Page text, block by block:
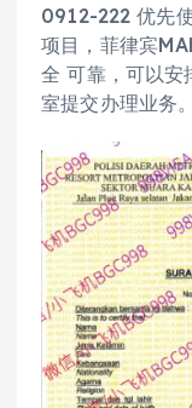
0912-222 优先
项目，菲律宾
全 可靠，可以安
室提交办理业务。